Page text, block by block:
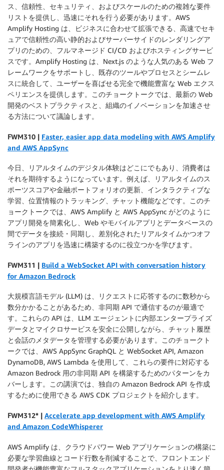
ス、信頼性、セキュリティ、およびスケールのための複雑な要件
リストを提供し、迅速にそれを行う必要があります。AWS
Amplify Hosting は、ビジネスに合わせて拡張できる、高速でセキ
ュアで信頼性の高い静的およびサーバーサイドのレンダリングア
プリのための、フルマネージド CI/CD およびホスティングサービ
スです。Amplify Hosting は、Next.js のような人気のある Web フ
レームワークをサポートし、既存のツールやプロセスとシームレ
スに統合して、ユーザーを喜ばせる完全で機能豊富な Web エクス
ペリエンスを提供します。このチョークトークでは、最新の Web
開発のベストプラクティスと、組織のイノベーションを加速させ
る方法について議論します。
FWM310 | Faster, easier app data modeling with AWS Amplify
and AWS AppSync
今日、リアルタイムのデジタル体験はどこにでもあり、消費者は
それを期待するようになっています。例えば、リアルタイムのス
ポーツスコアや金融ポートフォリオの更新、インタラクティブな
学習、位置情報のトラッキング、チャット機能などです。このチ
ョークトークでは、AWS Amplify と AWS AppSync がどのように
アプリ開発を簡素化し、Web やモバイルアプリとデータベースの
間でデータを接続・同期し、差別化されたリアルタイムかつオフ
ラインのアプリを迅速に構築するのに役立つかを学びます。
FWM311 | Build a WebSocket API with conversation history
for Amazon Bedrock
大規模言語モデル (LLM) は、リクエストに応答するのに数秒から
数分かかることがあるため、非同期 API で通信するのが最適で
す。これらの API は、LLM エージェントに内部エンタープライズ
データとマイクロサービスを安全に公開しながら、チャット履歴
と会話のメタデータを管理する必要があります。このチョークト
ークでは、AWS AppSync GraphQL と WebSocket API, Amazon
DynamoDB, AWS Lambda を使用して、これらの要件に対応する
Amazon Bedrock 用の非同期 API を構築するためのパターンをカ
バーします。この講演では、独自の Amazon Bedrock API を作成
するために使用できる AWS CDK プロジェクトを紹介します。
FWM312* | Accelerate app development with AWS Amplify
and Amazon CodeWhisperer
AWS Amplify は、クラウドパワー Web アプリケーションの構築に
必要な学習曲線とコード行数を削減することで、フロントエンド